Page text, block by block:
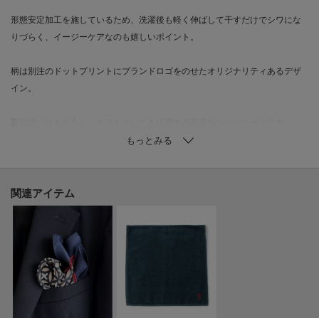
形態安定加工を施しているため、洗濯後も軽く伸ばして干すだけでシワにな
りづらく、イージーケアなのも嬉しいポイント。
柄は別注のドットプリントにブランドロゴをのせたオリジナリティあるデザ
イン。
関連アイテム